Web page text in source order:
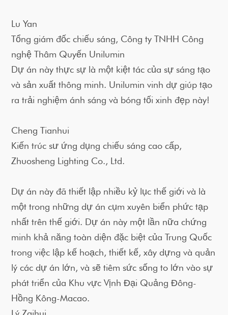
Lu Yan
Tổng giám đốc chiếu sáng, Công ty TNHH Công
nghệ Thâm Quyến Unilumin
Dự án này thực sự là một kiệt tác của sự sáng tạo
và sản xuất thông minh. Unilumin vinh dự giúp tạo
ra trải nghiệm ánh sáng và bóng tối xinh đẹp này!
Cheng Tianhui
Kiến trúc sư ứng dụng chiếu sáng cao cấp,
Zhuosheng Lighting Co., Ltd.
Dự án này đã thiết lập nhiều kỷ lục thế giới và là
một trong những dự án cụm xuyên biển phức tạp
nhất trên thế giới. Dự án này một lần nữa chứng
minh khả năng toàn diện đặc biệt của Trung Quốc
trong việc lập kế hoạch, thiết kế, xây dựng và quản
lý các dự án lớn, và sẽ tiêm sức sống to lớn vào sự
phát triển của Khu vực Vịnh Đại Quảng Đông-
Hồng Kông-Macao.